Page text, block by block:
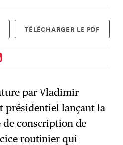
TÉLÉCHARGER LE PDF
par Vladimir
présidentiel lançant la
de conscription de
routinier qui